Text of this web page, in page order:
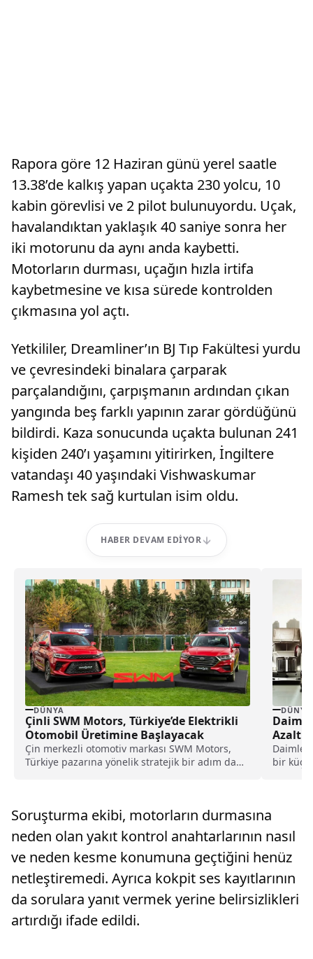
Rapora göre 12 Haziran günü yerel saatle
13.38’de kalkış yapan uçakta 230 yolcu, 10
kabin görevlisi ve 2 pilot bulunuyordu. Uçak,
havalandıktan yaklaşık 40 saniye sonra her
iki motorunu da aynı anda kaybetti.
Motorların durması, uçağın hızla irtifa
kaybetmesine ve kısa sürede kontrolden
çıkmasına yol açtı.
Yetkililer, Dreamliner’ın BJ Tıp Fakültesi yurdu
ve çevresindeki binalara çarparak
parçalandığını, çarpışmanın ardından çıkan
yangında beş farklı yapının zarar gördüğünü
bildirdi. Kaza sonucunda uçakta bulunan 241
kişiden 240’ı yaşamını yitirirken, İngiltere
vatandaşı 40 yaşındaki Vishwaskumar
Ramesh tek sağ kurtulan isim oldu.
HABER DEVAM EDIYOR
DÜNYA
Çinli SWM Motors, Türkiye’de Elektrikli
Otomobil Üretimine Başlayacak
Çin merkezli otomotiv markası SWM Motors,
Türkiye pazarına yönelik stratejik bir adım daha
DÜNYA
Daimler
bir
Soruşturma ekibi, motorların durmasına
neden olan yakıt kontrol anahtarlarının nasıl
ve neden kesme konumuna geçtiğini henüz
netleştiremedi. Ayrıca kokpit ses kayıtlarının
da sorulara yanıt vermek yerine belirsizlikleri
artırdığı ifade edildi.